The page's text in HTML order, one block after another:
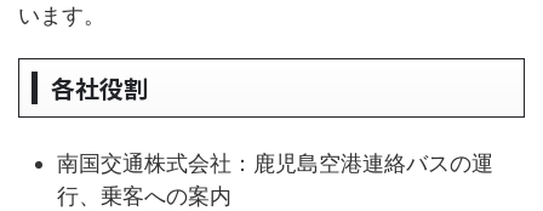
います。
各社役割
南国交通株式会社：鹿児島空港連絡バスの運
行、乗客への案内